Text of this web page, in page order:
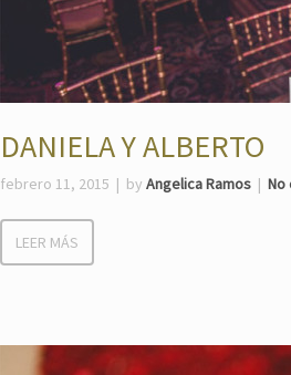
DANIELA Y ALBERTO
febrero 11, 2015 by Angelica Ramos No
LEER MÁS